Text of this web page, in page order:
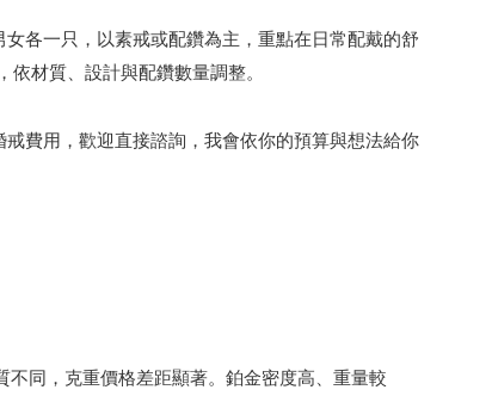
各一只，以素戒或配鑽為主，重點在日常配戴的舒
材質、設計與配鑽數量調整。
費用，歡迎直接諮詢，我會依你的預算與想法給你
同，克重價格差距顯著。鉑金密度高、重量較